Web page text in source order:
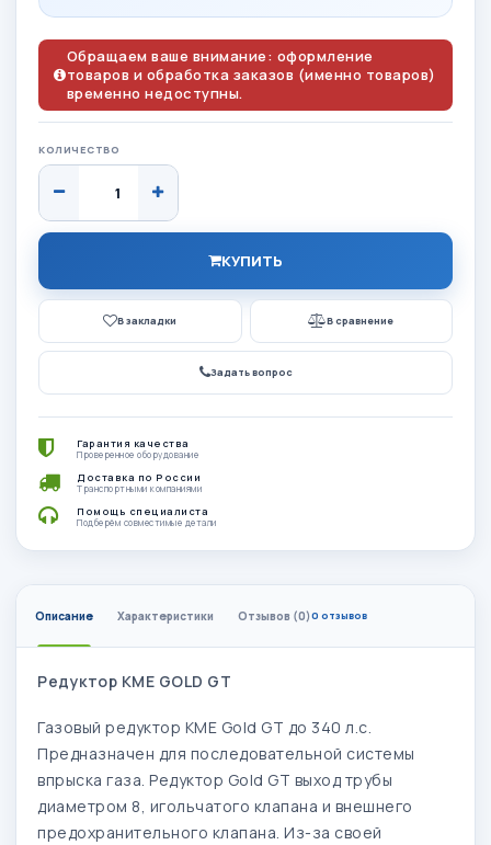
Обращаем ваше внимание: оформление
товаров и обработка заказов (именно товаров)
временно недоступны.
КОЛИЧЕСТВО
КУПИТЬ
В закладки В сравнение
Задать вопрос
Гарантия качества
Проверенное оборудование
Доставка по России
Транспортными компаниями
Помощь специалиста
Подберём совместимые детали
Описание Характеристики Отзывов (0)0 отзывов
Редуктор KME GOLD GT
Газовый редуктор KME Gold GT до 340 л.с.
Предназначен для последовательной системы
впрыска газа. Редуктор Gold GT выход трубы
диаметром 8, игольчатого клапана и внешнего
предохранительного клапана. Из-за своей